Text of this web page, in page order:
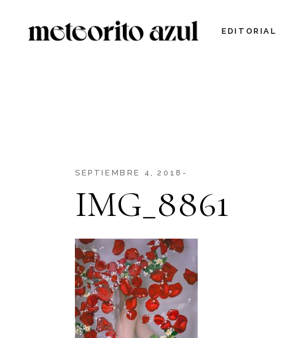
content
EDITORIAL
SEPTIEMBRE 4, 2018
IMG_8861